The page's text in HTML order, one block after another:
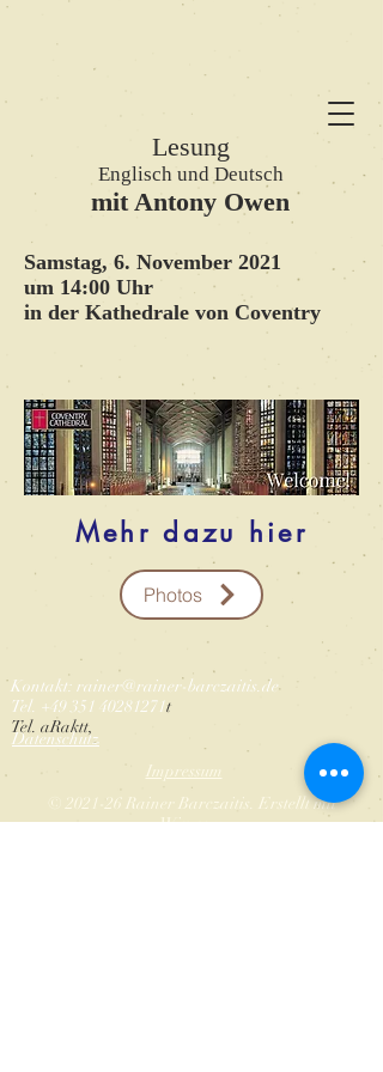
Lesung
Englisch und Deutsch
mit Antony Owen
Samstag, 6. November 2021
um 14:00 Uhr
in der Kathedrale von Coventry
Mehr dazu hier
Photos
Datenschutz
Kontakt: rainer@rainer-barczaitis.de
Tel. +49 351 40281271t
Tel. aRaktt,
Impressum
© 2021-26 Rainer Barczaitis. Erstellt mit
Wix.com